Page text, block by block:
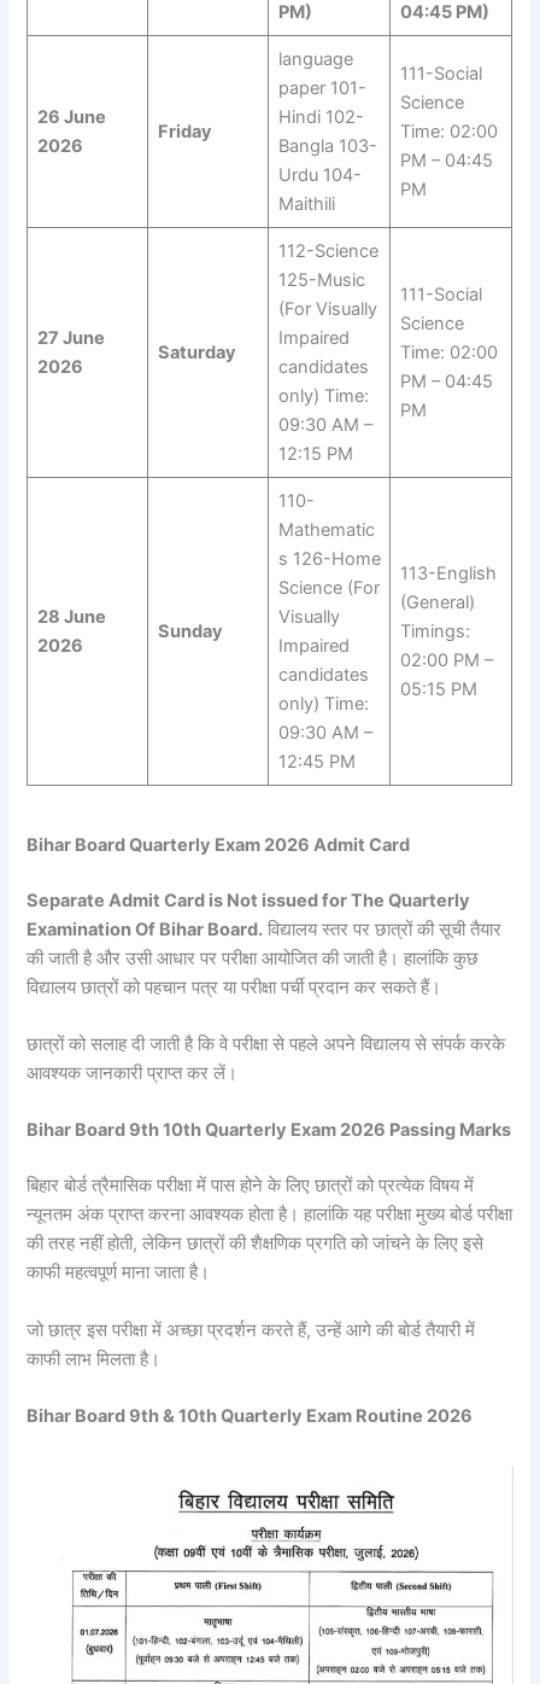
PM)
04:45 PM)
26 June
2026
Friday
language
paper 101-
Hindi 102-
Bangla 103-
Urdu 104-
Maithili
111-Social
Science
Time: 02:00
PM – 04:45
PM
27 June
2026
Saturday
112-Science
125-Music
(For Visually
Impaired
candidates
only) Time:
09:30 AM –
12:15 PM
111-Social
Science
Time: 02:00
PM – 04:45
PM
28 June
2026
Sunday
110-
Mathematic
s 126-Home
Science (For
Visually
Impaired
candidates
only) Time:
09:30 AM –
12:45 PM
113-English
(General)
Timings:
02:00 PM –
05:15 PM
Bihar Board Quarterly Exam 2026 Admit Card
Separate Admit Card is Not issued for The Quarterly
Examination Of Bihar Board. विद्यालय स्तर पर छात्रों की सूची तैयार
की जाती है और उसी आधार पर परीक्षा आयोजित की जाती है। हालांकि कुछ
विद्यालय छात्रों को पहचान पत्र या परीक्षा पर्ची प्रदान कर सकते हैं।
छात्रों को सलाह दी जाती है कि वे परीक्षा से पहले अपने विद्यालय से संपर्क करके
आवश्यक जानकारी प्राप्त कर लें।
Bihar Board 9th 10th Quarterly Exam 2026 Passing Marks
बिहार बोर्ड त्रैमासिक परीक्षा में पास होने के लिए छात्रों को प्रत्येक विषय में
न्यूनतम अंक प्राप्त करना आवश्यक होता है। हालांकि यह परीक्षा मुख्य बोर्ड परीक्षा
की तरह नहीं होती, लेकिन छात्रों की शैक्षणिक प्रगति को जांचने के लिए इसे
काफी महत्वपूर्ण माना जाता है।
जो छात्र इस परीक्षा में अच्छा प्रदर्शन करते हैं, उन्हें आगे की बोर्ड तैयारी में
काफी लाभ मिलता है।
Bihar Board 9th & 10th Quarterly Exam Routine 2026